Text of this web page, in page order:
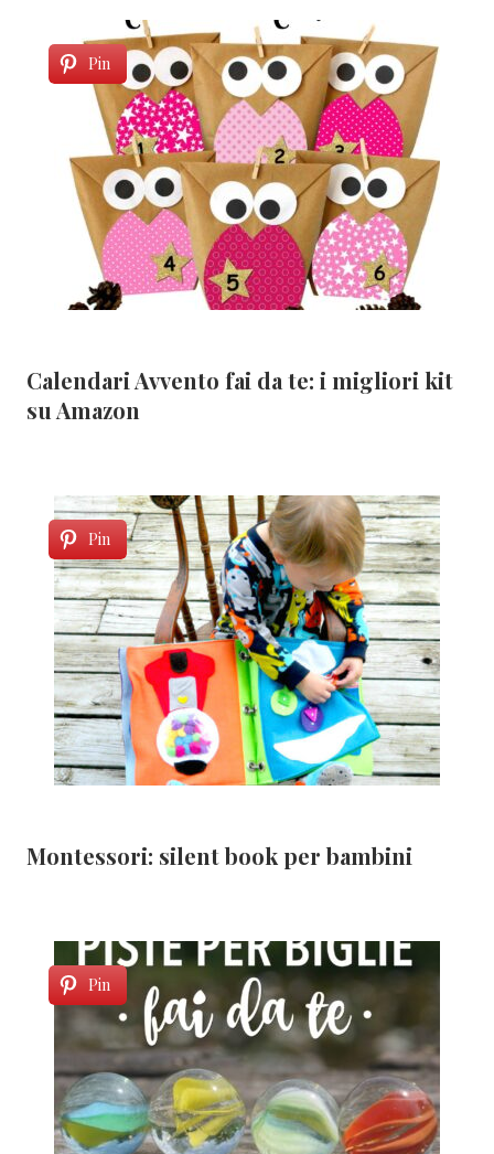
Pin
Calendari Avvento fai da te: i migliori kit
su Amazon
Pin
Montessori: silent book per bambini
Pin